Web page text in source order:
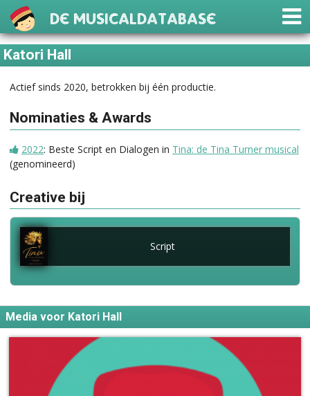
De Musicaldatabase
Katori Hall
Actief sinds 2020, betrokken bij één productie.
Nominaties & Awards
2022: Beste Script en Dialogen in Tina: de Tina Turner musical
(genomineerd)
Creative bij
Script
Media voor Katori Hall